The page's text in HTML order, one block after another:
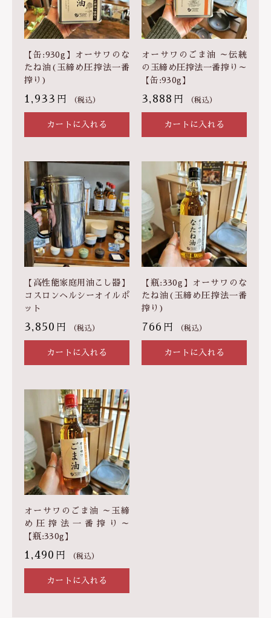
【缶:930g】オーサワのな
たね油(玉締め圧搾法一番
搾り)
1,933 円 （税込）
カートに入れる
オーサワのごま油 ～伝統
の玉締め圧搾法一番搾り～
【缶:930g】
3,888 円 （税込）
カートに入れる
【高性能家庭用油こし器】
コスロンヘルシーオイルポ
ット
3,850 円 （税込）
カートに入れる
【瓶:330g】オーサワのな
たね油(玉締め圧搾法一番
搾り)
766 円 （税込）
カートに入れる
オーサワのごま油 ～玉締
め圧搾法一番搾り～
【瓶:330g】
1,490 円 （税込）
カートに入れる